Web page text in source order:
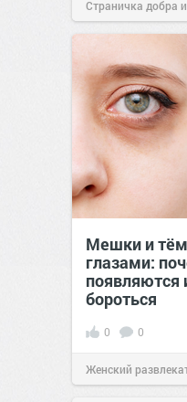
Страничка добра
позитива!10:38
Мешки и
глазами:
появляются
бороться
0 0
Женский